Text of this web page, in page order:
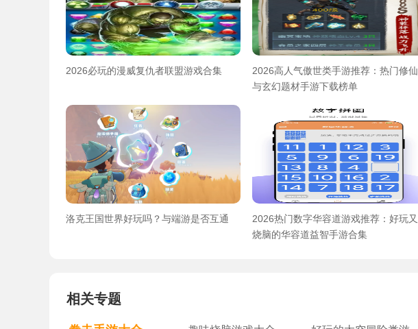
2026必玩的漫威复仇者联盟游戏合集
2026高人气傲世类手游推荐：热门修仙
与玄幻题材手游下载榜单
洛克王国世界好玩吗？与端游是否互通
2026热门数字华容道游戏推荐：好玩又
烧脑的华容道益智手游合集
相关专题